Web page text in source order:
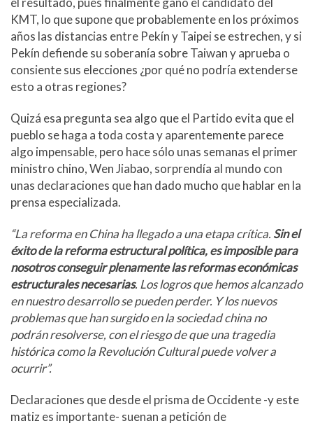
KMT, lo que supone que probablemente en los próximos
años las distancias entre Pekín y Taipei se estrechen, y si
Pekín defiende su soberanía sobre Taiwan y aprueba o
consiente sus elecciones ¿por qué no podría extenderse
esto a otras regiones?
Quizá esa pregunta sea algo que el Partido evita que el
pueblo se haga a toda costa y aparentemente parece
algo impensable, pero hace sólo unas semanas el primer
ministro chino, Wen Jiabao, sorprendía al mundo con
unas declaraciones que han dado mucho que hablar en la
prensa especializada.
“La reforma en China ha llegado a una etapa crítica. Sin el
éxito de la reforma estructural política, es imposible para
nosotros conseguir plenamente las reformas económicas
estructurales necesarias. Los logros que hemos alcanzado
en nuestro desarrollo se pueden perder. Y los nuevos
problemas que han surgido en la sociedad china no
podrán resolverse, con el riesgo de que una tragedia
histórica como la Revolución Cultural puede volver a
ocurrir”.
Declaraciones que desde el prisma de Occidente -y este
matiz es importante- suenan a petición de